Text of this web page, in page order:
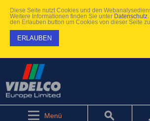
Diese Seite nutzt Cookies und den
Weitere Informationen finden Sie unter Datenschutz
den Erlauben button um Cookies von dieser Seite
ERLAUBEN
Menü